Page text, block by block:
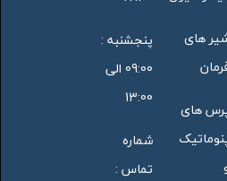
های
های
پنجشنبه :
09:00 الی
13:00
شماره
تماس :